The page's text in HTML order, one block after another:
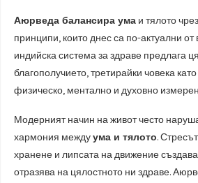
Аюрведа балансира ума и тялото
принципи, които днес са по-актуални от
индийска система за здраве предлага
благополучието, третирайки човека
физическо, ментално и духовно
Модерният начин на живот често
хармония междуума и тялото.
хранене и липсата на движение
отразява на цялостното ни здраве.